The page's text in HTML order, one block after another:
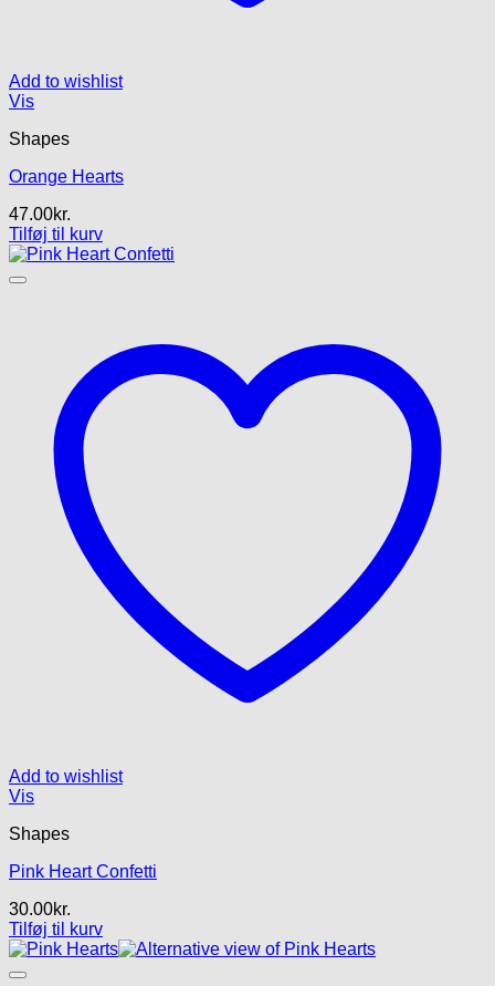
Add to wishlist
Vis
Shapes
Orange Hearts
47.00kr.
Tilføj til kurv
Add to wishlist
Vis
Shapes
Pink Heart Confetti
30.00kr.
Tilføj til kurv